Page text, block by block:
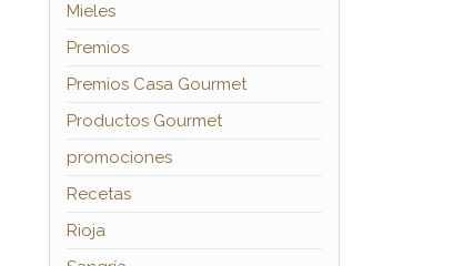
Mieles
Premios
Premios Casa Gourmet
Productos Gourmet
promociones
Recetas
Rioja